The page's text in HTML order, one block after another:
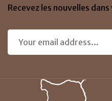
Recevez les nouvelles